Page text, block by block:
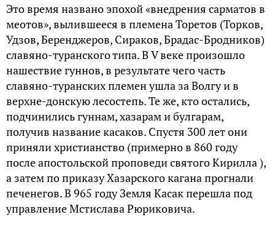
Это время названо эпохой «внедрения сарматов в
меотов», вылившееся в племена Торетов (Торков,
Удзов, Беренджеров, Сираков, Брадас-Бродников)
славяно-туранского типа. В V веке произошло
нашествие гуннов, в результате чего часть
славяно-туранских племен ушла за Волгу и в
верхне-донскую лесостепь. Те же, кто остались,
подчинились гуннам, хазарам и булгарам,
получив название касаков. Спустя 300 лет они
приняли христианство (примерно в 860 году
после апостольской проповеди святого Кирилла ),
а затем по приказу Хазарского кагана прогнали
печенегов. В 965 году Земля Касак перешла под
управление Mcтислава Рюриковича.